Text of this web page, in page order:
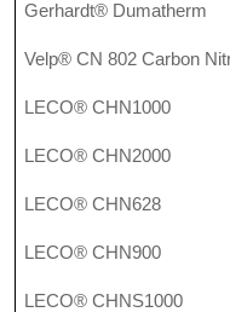
Gerhardt® Dumatherm
Velp® CN 802 Carbon
LECO® CHN1000
LECO® CHN2000
LECO® CHN628
LECO® CHN900
LECO® CHNS1000